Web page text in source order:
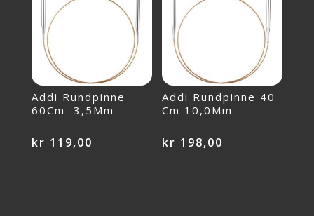
Addi Rundpinne
60Cm 3,5Mm
kr 119,00
Addi Rundpinne 40
Cm 10,0Mm
kr 198,00